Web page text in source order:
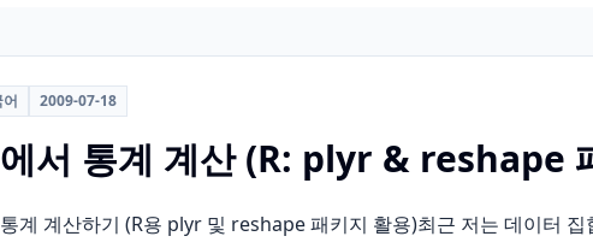
2009-07-18
서 통계 계산 (R: plyr & reshape
계 계산하기 (R용 plyr 및 reshape 패키지 활용)최근 저는 데이터